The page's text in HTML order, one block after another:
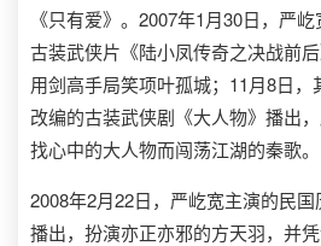
《只有爱》。2007年1月30日，严
古装武侠片《陆小凤传奇之决战前
用剑高手局笑项叶孤城；11月8日
改编的古装武侠剧《大人物》播出
找心中的大人物而闯荡江湖的秦歌。
2008年2月22日，严屹宽主演的民国
播出，扮演亦正亦邪的方天羽，并